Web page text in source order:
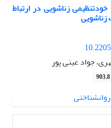
زناشویی در ارتباط
جواد عینی پور